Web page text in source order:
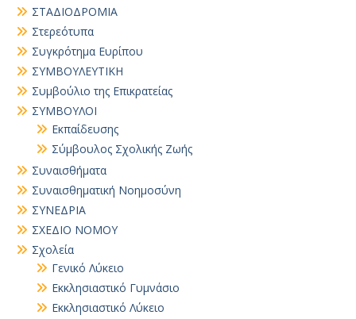
ΣΤΑΔΙΟΔΡΟΜΙΑ
Στερεότυπα
Συγκρότημα Ευρίπου
ΣΥΜΒΟΥΛΕΥΤΙΚΗ
Συμβούλιο της Επικρατείας
ΣΥΜΒΟΥΛΟΙ
Εκπαίδευσης
Σύμβουλος Σχολικής Ζωής
Συναισθήματα
Συναισθηματική Νοημοσύνη
ΣΥΝΕΔΡΙΑ
ΣΧΕΔΙΟ ΝΟΜΟΥ
Σχολεία
Γενικό Λύκειο
Εκκλησιαστικό Γυμνάσιο
Εκκλησιαστικό Λύκειο